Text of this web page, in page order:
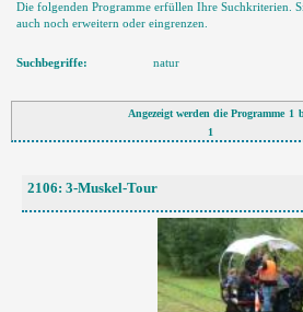
Die folgenden Programme erfüllen Ihre Suchkriterien.
auch noch erweitern oder eingrenzen.
Suchbegriffe: natur
Angezeigt werden die Programme 1
1
2106: 3-Muskel-Tour